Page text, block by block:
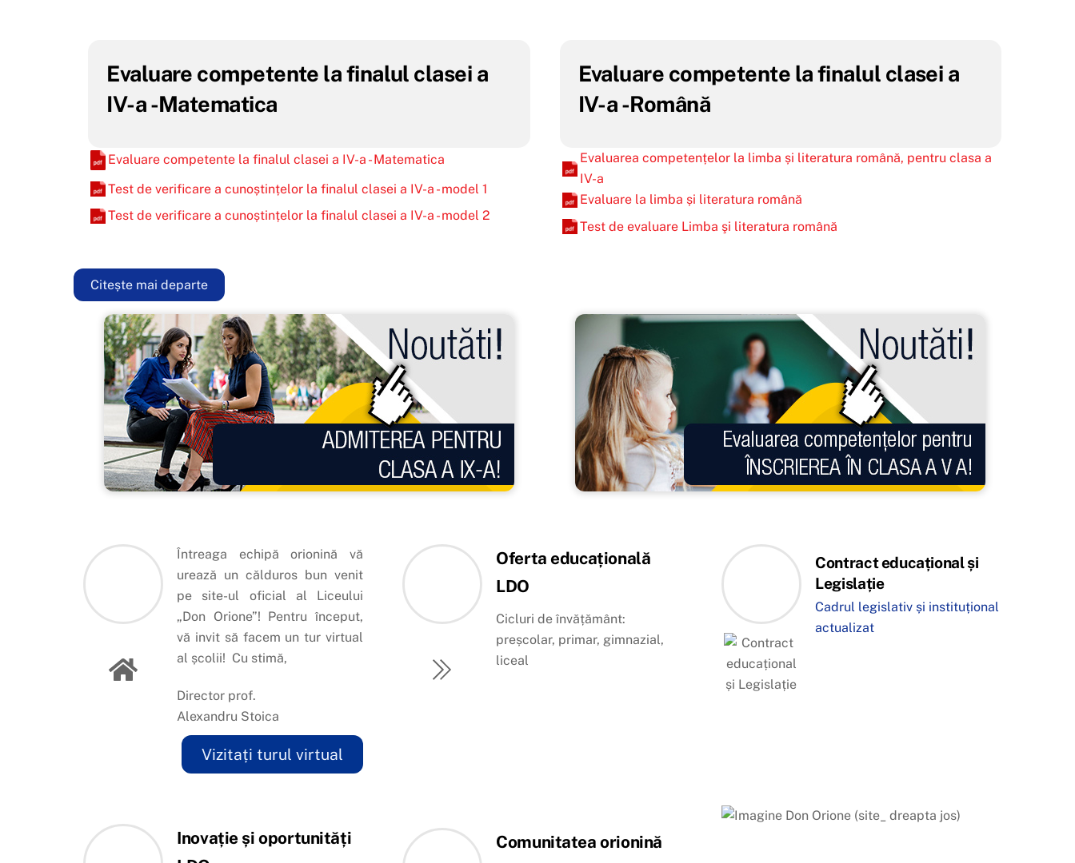
Evaluare competente la finalul clasei a
IV-a -Matematica
Evaluare competente la finalul clasei a IV-a - Matematica
Test de verificare a cunoștințelor la finalul clasei a IV-a - model 1
Test de verificare a cunoștințelor la finalul clasei a IV-a - model 2
Evaluare competente la finalul clasei a
IV-a -Română
Evaluarea competențelor la limba și literatura română, pentru clasa a
IV-a
Evaluare la limba și literatura română
Test de evaluare Limba şi literatura română
Citește mai departe
Întreaga echipă orionină vă
urează un călduros bun venit
pe site-ul oficial al Liceului
„Don Orione”! Pentru început,
vă invit să facem un tur virtual
al școlii! Cu stimă,
Director prof.
Alexandru Stoica
Vizitați turul virtual
Oferta educațională
LDO
Cicluri de învățământ:
preșcolar, primar, gimnazial,
liceal
Contract educațional și
Legislație
Cadrul legislativ și instituțional
actualizat
Inovație și oportunități
Comunitatea orionină